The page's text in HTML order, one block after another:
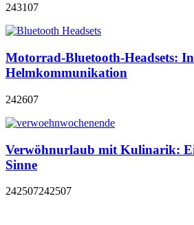
243107
Motorrad-Bluetooth-Headsets:
Helmkommunikation
242607
Verwöhnurlaub mit Kulinarik:
Sinne
242507242507